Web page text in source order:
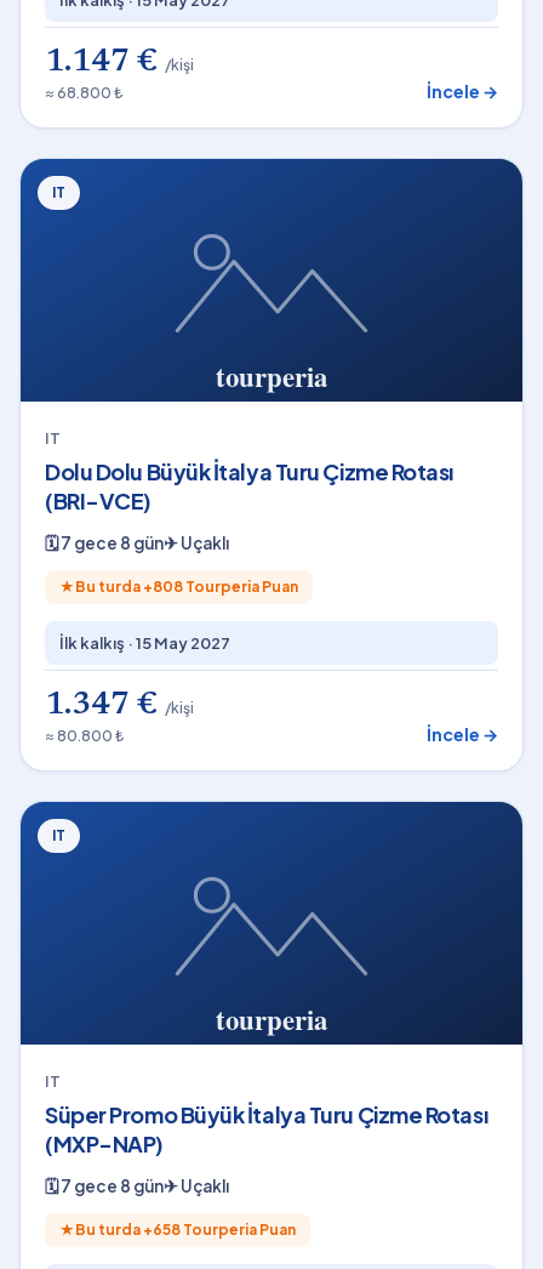
1.147 € /kişi
≈ 68.800 ₺
İncele →
IT
IT
Dolu Dolu Büyük İtalya Turu Çizme Rotası
(BRI-VCE)
🗓7 gece 8 gün✈Uçaklı
★ Bu turda +808 Tourperia Puan
İlk kalkış ·15 May 2027
1.347 € /kişi
≈ 80.800 ₺
İncele →
IT
IT
Süper Promo Büyük İtalya Turu Çizme Rotası
(MXP-NAP)
🗓7 gece 8 gün✈Uçaklı
★ Bu turda +658 Tourperia Puan